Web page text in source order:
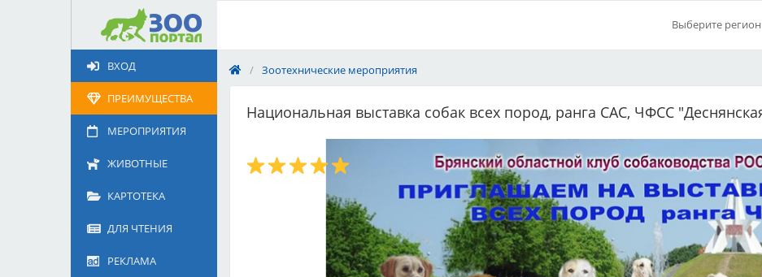
ВХОД
ПРЕИМУЩЕСТВА
МЕРОПРИЯТИЯ
ЖИВОТНЫЕ
КАРТОТЕКА
ДЛЯ ЧТЕНИЯ
РЕКЛАМА
Выберите регион
/ Зоотехнические мероприятия
Национальная выставка собак всех пород, ранга САС, ЧФСС
Животное
Щенка по коду метрики
Обращение